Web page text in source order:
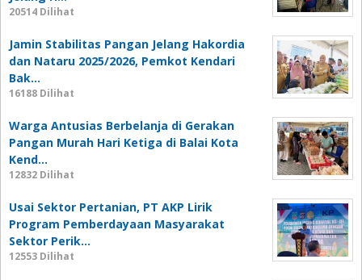
20514 Dilihat
Jamin Stabilitas Pangan Jelang Hakordia
dan Nataru 2025/2026, Pemkot Kendari
Bak…
16188 Dilihat
Warga Antusias Berbelanja di Gerakan
Pangan Murah Hari Ketiga di Balai Kota
Kend…
12832 Dilihat
Usai Sektor Pertanian, PT AKP Lirik
Program Pemberdayaan Masyarakat
Sektor Perik…
12553 Dilihat